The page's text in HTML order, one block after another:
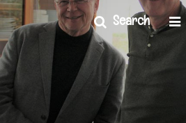
Search